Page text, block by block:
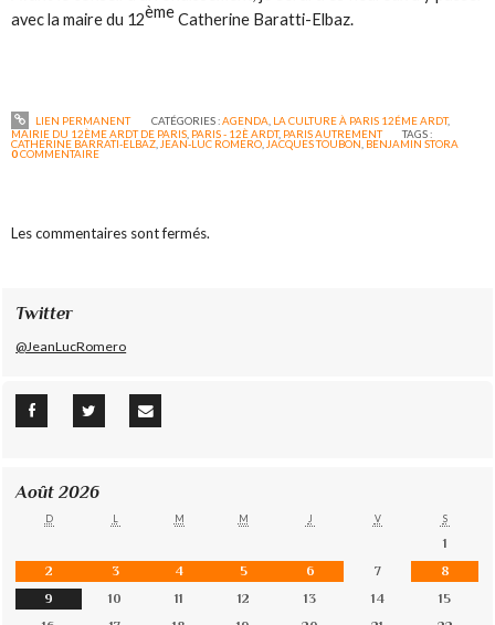
avec la maire du 12èmeCatherine Baratti-Elbaz.
LIEN PERMANENT CATÉGORIES :AGENDA LA CULTURE À PARIS 12ÉME ARDT,
MAIRIE DU 12ÈME ARDT DE PARIS PARIS - 12È ARDT, PARIS AUTREMENT TAGS :
CATHERINE BARRATI-ELBAZ JEAN-LUC ROMERO JACQUES TOUBON BENJAMIN STORA
0COMMENTAIRE
Les commentaires sont fermés.
Twitter
@JeanLucRomero
Août 2026
D L M M J V S
1
2
3 4 5 6 7
8
9
10 11 12 13 14
15